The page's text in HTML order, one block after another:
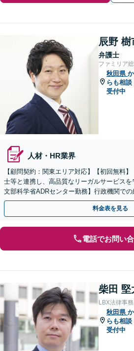
辰野 樹
弁護士
ファミリア
秋田県 か
らも相談
受付中
人材・HR業界
【顧問契約：関東エリア対応】【初回無料
士等と連携し、高品質なリーガルサービス
文部科学省ADRセンター勤務】行政機関で
知識を活かし、事業者さまの抱える問題を解
料金表を見る
電話でお問い
柴田 堅
LBX法律事
秋田県 か
らも相談
受付中